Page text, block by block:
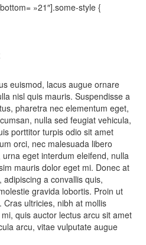
»21″].some-style {
euismod, lacus augue ornare
nisl quis mauris. Suspendisse a
pharetra nec elementum eget,
nulla sed feugiat vehicula,
porttitor turpis odio sit amet
orci, nec malesuada libero
eget interdum eleifend, nulla
mauris dolor eget mi. Donec at
a convallis quis,
gravida lobortis. Proin ut
ultricies, nibh at mollis
quis auctor lectus arcu sit amet
arcu, vitae vulputate augue